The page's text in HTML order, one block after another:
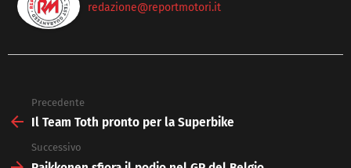
redazione@reportmotori.it
more
Precedente
Il Team Toth pronto per la Superbike
Successivo